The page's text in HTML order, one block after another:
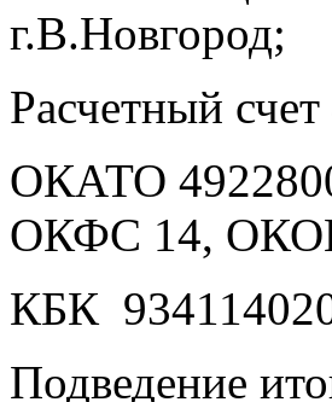
г.В.Новгород;
Расчетный
ОКАТО
ОКФС 14,
КБК
Подведение